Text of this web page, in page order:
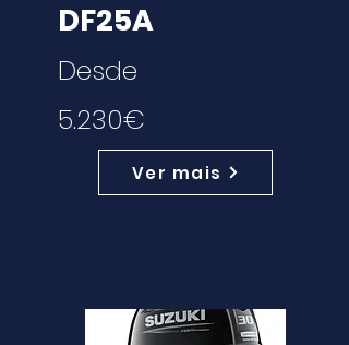
DF25A
Desde
5.230€
Ver mais